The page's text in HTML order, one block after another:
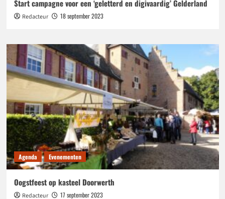
Start campagne voor een ‘geletterd en digivaardig’ Gelderland
Redacteur 18 september 2023
Agenda Evenementen
Oogstfeest op kasteel Doorwerth
Redacteur 17 september 2023